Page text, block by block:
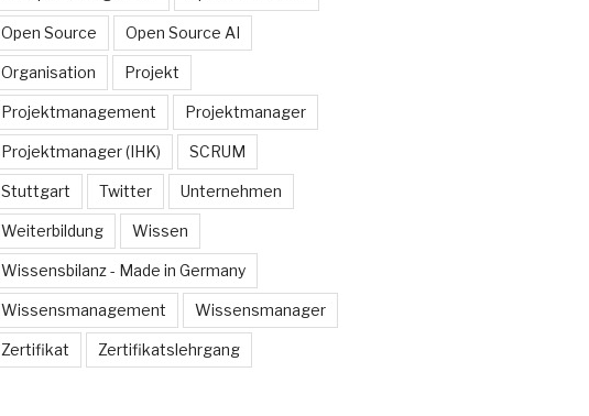
Open Source Open Source AI
Organisation Projekt
Projektmanagement Projektmanager
Projektmanager (IHK) SCRUM
Stuttgart Twitter Unternehmen
Weiterbildung Wissen
Wissensbilanz - Made in Germany
Wissensmanagement Wissensmanager
Zertifikat Zertifikatslehrgang